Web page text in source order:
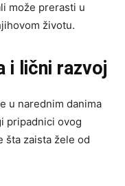
može prerasti u
životu.
i lični razvoj
u narednim danima
pripadnici ovog
šta zaista žele od